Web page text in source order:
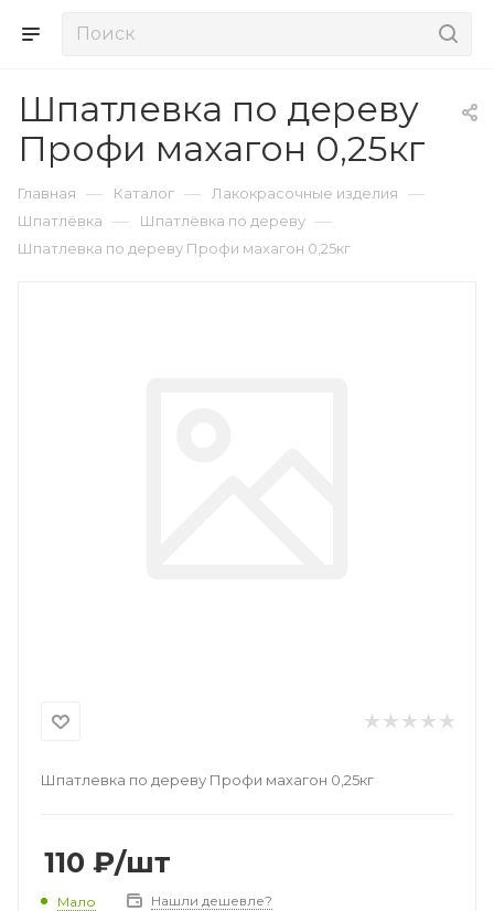
Шпатлевка по дереву
Профи махагон 0,25кг
Главная — Каталог — Лакокрасочные изделия —
Шпатлёвка — Шпатлёвка по дереву —
Шпатлевка по дереву Профи махагон 0,25кг
Шпатлевка по дереву Профи махагон 0,25кг
110 ₽/шт
Мало Нашли дешевле?